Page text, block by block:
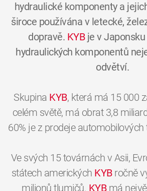
hydraulické komponenty a
široce používána v letecké,
dopravě. KYBje v Japonsku
hydraulických komponentů
odvětví.
Skupina KYB, která má 15 000
celém světě, má obrat 3,8
60% je z prodeje
Ve svých 15 továrnách v Asii,
státech amerických KYBročně
milionů tlumičů. KYBmá